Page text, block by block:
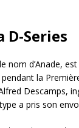
D-Series
nom d’Anade,
la
Descamps,
a pris son